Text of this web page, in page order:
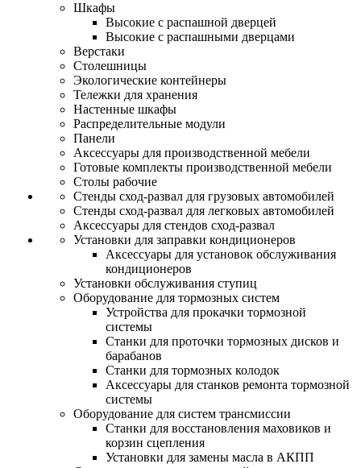
Шкафы
Высокие с распашной дверцей
Высокие с распашными дверцами
Верстаки
Столешницы
Экологические контейнеры
Тележки для хранения
Настенные шкафы
Распределительные модули
Панели
Аксессуары для производственной мебели
Готовые комплекты производственной мебели
Столы рабочие
Стенды сход-развал для грузовых автомобилей
Стенды сход-развал для легковых автомобилей
Аксессуары для стендов сход-развал
Установки для заправки кондиционеров
Аксессуары для установок обслуживания
кондиционеров
Установки обслуживания ступиц
Оборудование для тормозных систем
Устройства для прокачки тормозной
системы
Станки для проточки тормозных дисков и
барабанов
Станки для тормозных колодок
Аксессуары для станков ремонта тормозной
системы
Оборудование для систем трансмиссии
Станки для восстановления маховиков и
корзин сцепления
Установки для замены масла в АКПП